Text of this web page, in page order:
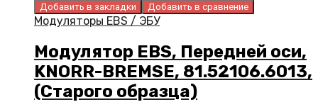
Добавить в закладки Добавить в сравнение
Модуляторы EBS / ЭБУ
Модулятор EBS, Передней оси,
KNORR-BREMSE, 81.52106.6013,
(Старого образца)